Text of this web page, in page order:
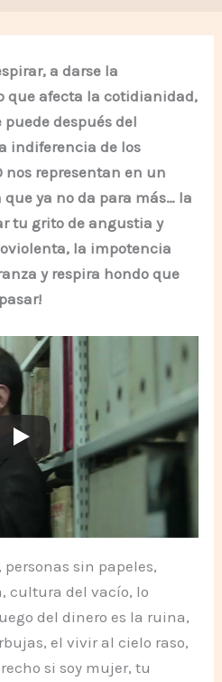
a darse la
que afecta la cotidianidad,
puede después del
indiferencia de los
nos representan en un
ya no da para más… la
tu grito de angustia y
la impotencia
y respira hondo que
sin papeles,
cultura del vacío, lo
del dinero es la ruina,
el vivir al cielo raso,
si soy mujer, tu